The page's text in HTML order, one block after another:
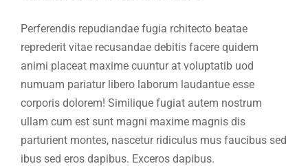
Perferendis repudiandae fugia rchitecto beatae
reprederit vitae recusandae debitis facere quidem
animi placeat maxime cuuntur at voluptatib uod
numuam pariatur libero laborum laudantue esse
corporis dolorem! Similique fugiat autem nostrum
ullam cum est sunt magni maxime magnis dis
parturient montes, nascetur ridiculus mus faucibus sed
ibus sed eros dapibus. Exceros dapibus.